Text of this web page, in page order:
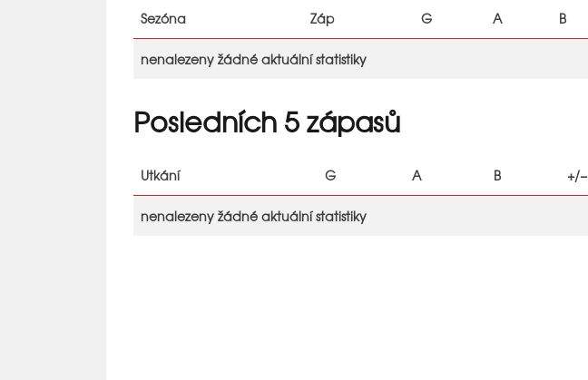
Sezóna Záp G A B
nenalezeny žádné aktuální statistiky
Posledních 5 zápasů
Utkání G A B +/−
nenalezeny žádné aktuální statistiky